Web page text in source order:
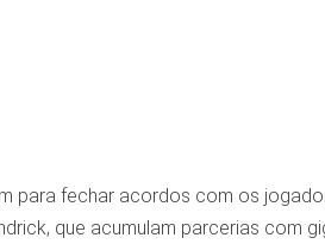
para fechar acordos com os
que acumulam parcerias com